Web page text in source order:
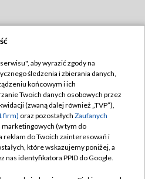
TVP
TVP
prywatności
zgody
Pomoc
aby wyrazić zgody na
śledzenia i zbierania danych,
końcowym i ich
Twoich danych osobowych przez
(zwaną dalej również „TVP”),
firm) oraz pozostałych Zaufanych
marketingowych (w tym do
reklam do Twoich zainteresowań i
które wskazujemy poniżej, a
nas identyfikatora PPID do Google.